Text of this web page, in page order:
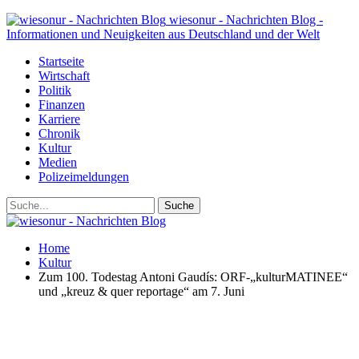
wiesonur - Nachrichten Blog -
Informationen und Neuigkeiten aus Deutschland und der Welt
Startseite
Wirtschaft
Politik
Finanzen
Karriere
Chronik
Kultur
Medien
Polizeimeldungen
Home
Kultur
Zum 100. Todestag Antoni Gaudís: ORF-„kulturMATINEE“
und „kreuz & quer reportage“ am 7. Juni